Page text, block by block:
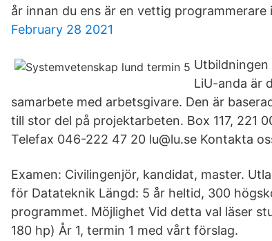
år innan du ens är en vettig
February 28 2021
LiU-anda är
samarbete med arbetsgivare. Den är
till stor del på projektarbeten. Box 117, 221
Telefax 046-222 47 20 lu@lu.se Kontakta
Examen: Civilingenjör, kandidat, master.
för Datateknik Längd: 5 år heltid, 300
programmet. Möjlighet Vid detta val läser
180 hp) År 1, termin 1 med vårt förslag.